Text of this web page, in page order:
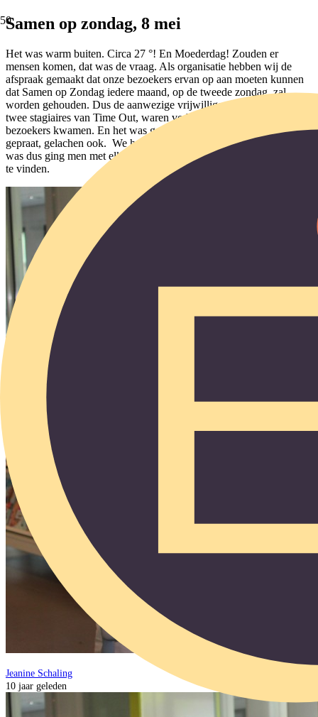
Samen op zondag, 8 mei
Het was warm buiten. Circa 27 °! En Moederdag! Zouden er
mensen komen, dat was de vraag. Als organisatie hebben wij de
afspraak gemaakt dat onze bezoekers ervan op aan moeten kunnen
dat Samen op Zondag iedere maand, op de tweede zondag, zal
worden gehouden. Dus de aanwezige vrijwilligers, inclusief onze
twee stagiaires van Time Out, waren verheugd dat er negen
bezoekers kwamen. En het was gezellig, er werd onderling veel
gepraat, gelachen ook. We hadden een quiz die behoorlijk moeilijk
was dus ging men met elkaar in gesprek om samen de antwoorden
te vinden.
Jeanine Schaling
10 jaar geleden